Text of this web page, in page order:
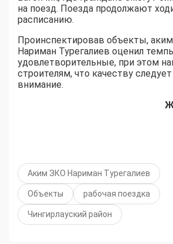
на поезд. Поезда продолжают
расписанию.
Проинспектировав объекты,
Нариман Турегалиев оценил
удовлетворительные, при этом
строителям, что качеству
внимание.
Аким ЗКО Нариман Турегалиев
Объекты рабочая поездка
Чингирлауский район